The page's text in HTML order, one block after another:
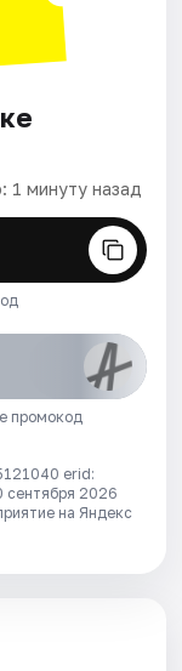
1 минуту назад
промокод
erid:
сентября 2026
на Яндекс